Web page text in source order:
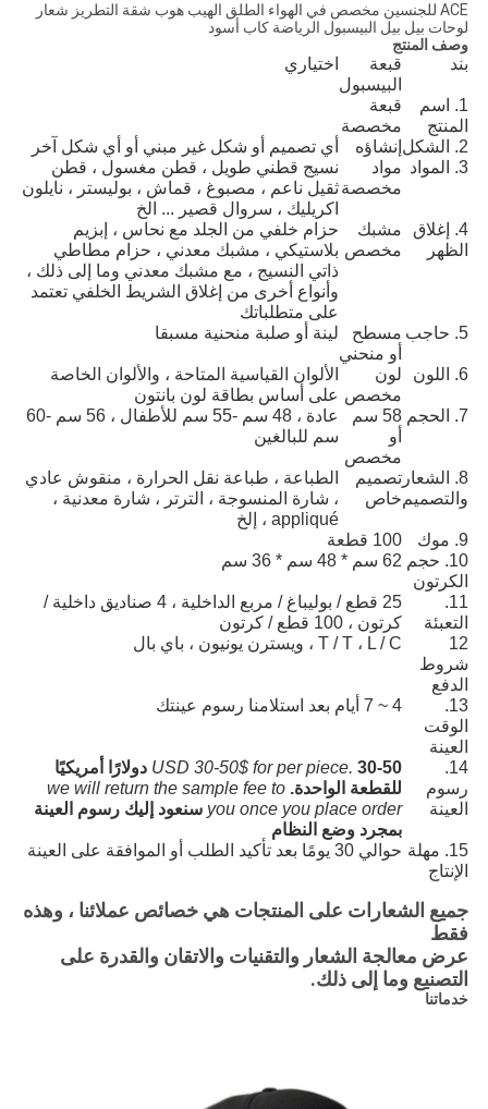
ACE للجنسين مخصص في الهواء الطلق الهيب هوب شقة التطريز شعار
لوحات بيل بيل البيسبول الرياضة كاب أسود
وصف المنتج
بند
قبعة
البيسبول
اختياري
1. اسم
المنتج
قبعة
مخصصة
2. الشكل
إنشاؤه
أي تصميم أو شكل غير مبني أو أي شكل آخر
3. المواد
مواد
مخصصة
نسيج قطني طويل ، قطن مغسول ، قطن
ثقيل ناعم ، مصبوغ ، قماش ، بوليستر ، نايلون
اكريليك ، سروال قصير ... الخ
4. إغلاق
الظهر
مشبك
مخصص
حزام خلفي من الجلد مع نحاس ، إبزيم
بلاستيكي ، مشبك معدني ، حزام مطاطي
ذاتي النسيج ، مع مشبك معدني وما إلى ذلك ،
وأنواع أخرى من إغلاق الشريط الخلفي تعتمد
على متطلباتك
5. حاجب
مسطح
أو منحني
لينة أو صلبة منحنية مسبقا
6. اللون
لون
مخصص
الألوان القياسية المتاحة ، والألوان الخاصة
على أساس بطاقة لون بانتون
7. الحجم
58 سم
أو
مخصص
عادة ، 48 سم -55 سم للأطفال ، 56 سم -60
سم للبالغين
8. الشعار
والتصميم
تصميم
خاص
الطباعة ، طباعة نقل الحرارة ، منقوش عادي
، شارة المنسوجة ، الترتر ، شارة معدنية ،
appliqué ، إلخ
9. موك
100 قطعة
10. حجم
الكرتون
62 سم ​​* 48 سم * 36 سم
11.
التعبئة
25 قطع / بوليباغ / مربع الداخلية ، 4 صناديق داخلية /
كرتون ، 100 قطع / كرتون
12
شروط
الدفع
T / T ، L / C ، ويسترن يونيون ، باي بال
13.
الوقت
العينة
4 ~ 7 أيام بعد استلامنا رسوم عينتك
14.
رسوم
العينة
USD 30-50$ for per piece. 30-50 دولارًا أمريكيًا
للقطعة الواحدة. we will return the sample fee to
you once you place order سنعود إليك رسوم العينة
بمجرد وضع النظام
15. مهلة
الإنتاج
حوالي 30 يومًا بعد تأكيد الطلب أو الموافقة على العينة
جميع الشعارات على المنتجات هي خصائص عملائنا ، وهذه
فقط
عرض معالجة الشعار والتقنيات والاتقان والقدرة على
التصنيع وما إلى ذلك.
خدماتنا